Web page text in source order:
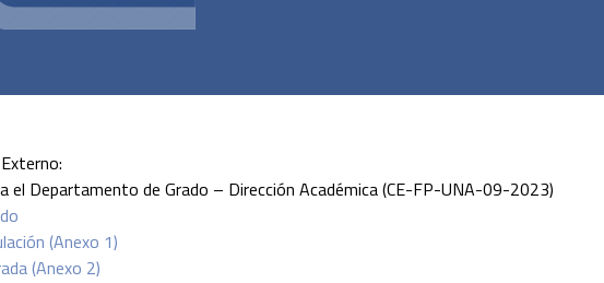
el Departamento de Grado – Dirección Académica (CE-FP-UNA-09-2023)
(Anexo 1)
(Anexo 2)